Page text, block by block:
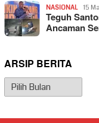
NASIONAL 15
Teguh
Ancaman
ARSIP BERITA
Arsip
Berita